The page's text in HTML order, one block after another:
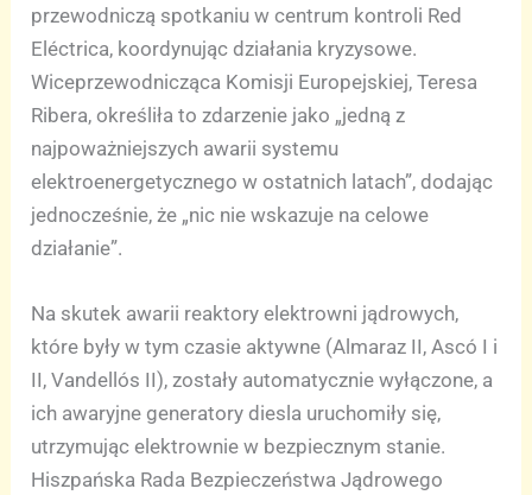
przewodniczą spotkaniu w centrum kontroli Red
Eléctrica, koordynując działania kryzysowe.
Wiceprzewodnicząca Komisji Europejskiej, Teresa
Ribera, określiła to zdarzenie jako „jedną z
najpoważniejszych awarii systemu
elektroenergetycznego w ostatnich latach”, dodając
jednocześnie, że „nic nie wskazuje na celowe
działanie”.
Na skutek awarii reaktory elektrowni jądrowych,
które były w tym czasie aktywne (Almaraz II, Ascó I i
II, Vandellós II), zostały automatycznie wyłączone, a
ich awaryjne generatory diesla uruchomiły się,
utrzymując elektrownie w bezpiecznym stanie.
Hiszpańska Rada Bezpieczeństwa Jądrowego